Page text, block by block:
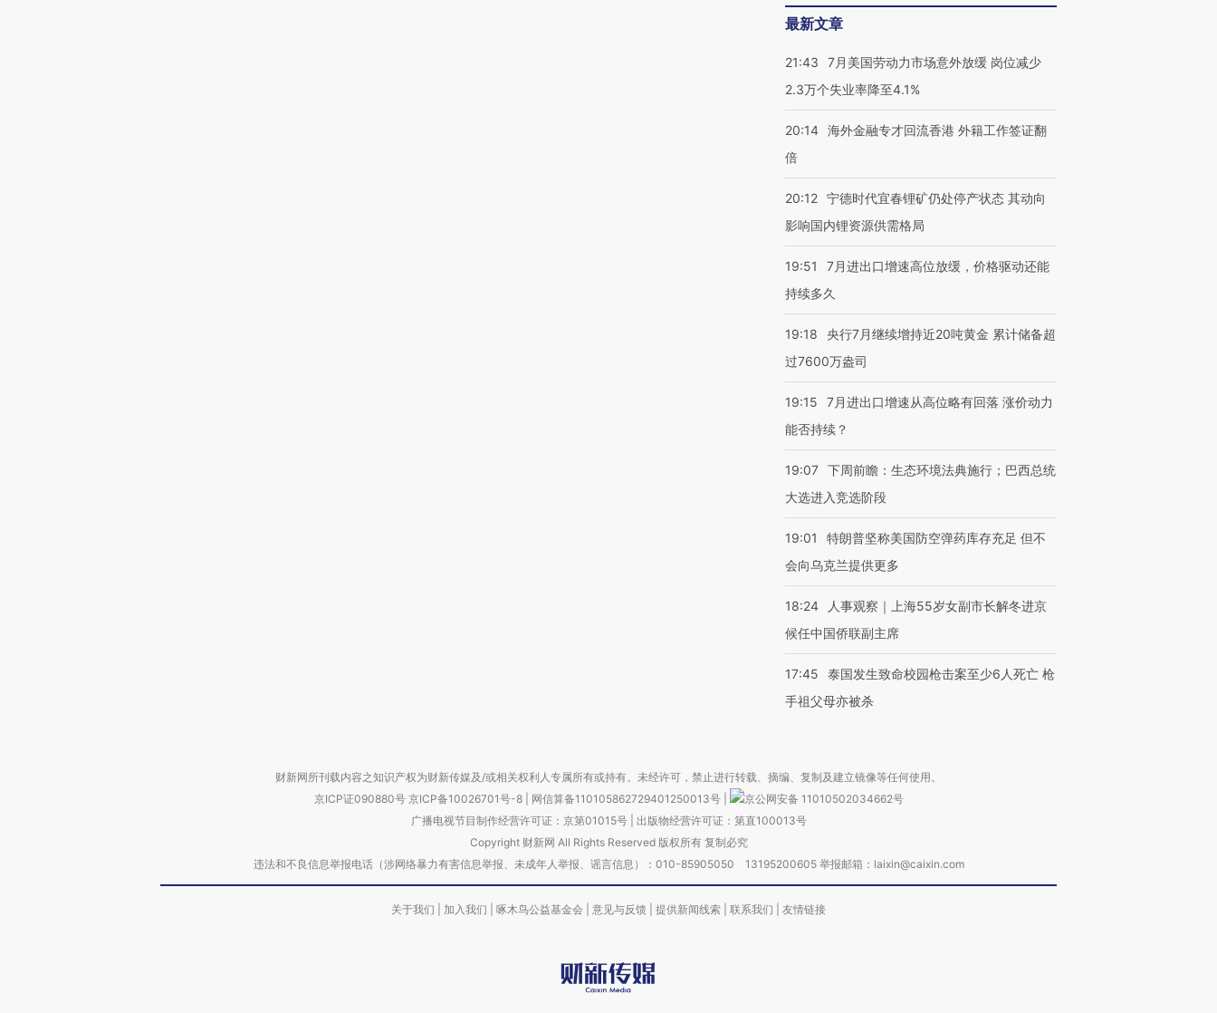
最新文章
21:43
7月美国劳动力市场意外放缓 岗位减少
2.3万个失业率降至4.1%
20:14 海外金融专才回流香港 外籍工作签证翻
倍
20:12 宁德时代宜春锂矿仍处停产状态 其动向
影响国内锂资源供需格局
19:51
7月进出口增速高位放缓，价格驱动还能
持续多久
19:18
央行7月继续增持近20吨黄金 累计储备超
过7600万盎司
19:15
7月进出口增速从高位略有回落 涨价动力
能否持续？
19:07 下周前瞻：生态环境法典施行；巴西总统
大选进入竞选阶段
19:01
特朗普坚称美国防空弹药库存充足 但不
会向乌克兰提供更多
18:24
人事观察｜上海55岁女副市长解冬进京
候任中国侨联副主席
17:45
泰国发生致命校园枪击案至少6人死亡 枪
手祖父母亦被杀
财新网所刊载内容之知识产权为财新传媒及/或相关权利人专属所有或持有。未经许可，禁止进行转载、摘编、复制及建立镜像等任何使用。
京ICP证090880号 京ICP备10026701号-8 网信算备110105862729401250013号
京公网安备 11010502034662号
广播电视节目制作经营许可证：京第01015号| 出版物经营许可证：第直100013号
Copyright 财新网 All Rights Reserved 版权所有 复制必究
违法和不良信息举报电话（涉网络暴力有害信息举报、未成年人举报、谣言信息）：010-85905050 13195200605 举报邮箱：laixin@caixin.com
关于我们 加入我们 啄木鸟公益基金会 意见与反馈 提供新闻线索 联系我们 友情链接